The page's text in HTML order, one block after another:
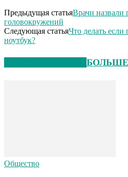
Предыдущая статьяВрачи
головокружений
Следующая статьяЧто делать
ноутбук?
БОЛЬШЕ
Общество